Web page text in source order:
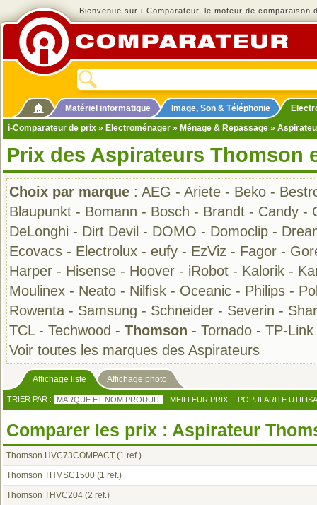
Bienvenue sur i-Comparateur, le moteur de comparaison
Matériel informatique Image, Son & Téléphonie
i-Comparateur de prix » Electroménager » Ménage & Repassage »
Prix des Aspirateurs Thomson
Choix par marque : AEG - Ariete - Beko -
Blaupunkt - Bomann - Bosch - Brandt - Candy -
DeLonghi - Dirt Devil - DOMO - Domoclip -
Ecovacs - Electrolux - eufy - EzViz - Fagor -
Harper - Hisense - Hoover - iRobot - Kalorik -
Moulinex - Neato - Nilfisk - Oceanic - Philips -
Rowenta - Samsung - Schneider - Severin -
TCL- Techwood - Thomson - Tornado - TP-Link
Voir toutes les marques des Aspirateurs
Affichage liste Affichage photo
TRIER PAR : MARQUE ET NOM PRODUIT MEILLEUR PRIX POPULARITÉ
Comparer les prix : Aspirateur
Thomson HVC73COMPACT (1 ref.)
Thomson THMSC1500 (1 ref.)
Thomson THVC204 (2 ref.)